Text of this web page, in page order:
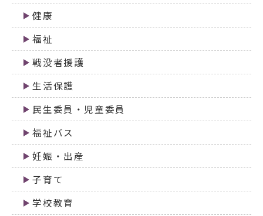
健康
福祉
戦没者援護
生活保護
民生委員・児童委員
福祉バス
妊娠・出産
子育て
学校教育